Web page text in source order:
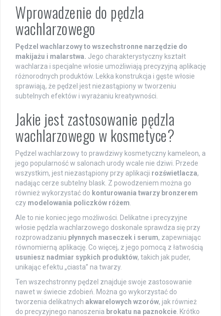
Wprowadzenie do pędzla
wachlarzowego
Pędzel wachlarzowy to wszechstronne narzędzie do
makijażu i malarstwa. Jego charakterystyczny kształt
wachlarza i specjalne włosie umożliwiają precyzyjną aplikację
różnorodnych produktów. Lekka konstrukcja i gęste włosie
sprawiają, że pędzel jest niezastąpiony w tworzeniu
subtelnych efektów i wyrażaniu kreatywności.
Jakie jest zastosowanie pędzla
wachlarzowego w kosmetyce?
Pędzel wachlarzowy to prawdziwy kosmetyczny kameleon, a
jego popularność w salonach urody wcale nie dziwi. Przede
wszystkim, jest niezastąpiony przy aplikacji rozświetlacza,
nadając cerze subtelny blask. Z powodzeniem można go
również wykorzystać do konturowania twarzy bronzerem
czy modelowania policzków różem
Ale to nie koniec jego możliwości. Delikatne i precyzyjne
włosie pędzla wachlarzowego doskonale sprawdza się przy
rozprowadzaniu płynnych maseczek i serum, zapewniając
równomierną aplikację. Co więcej, z jego pomocą z łatwością
usuniesz nadmiar sypkich produktów, takich jak puder,
unikając efektu „ciasta” na twarzy.
Ten wszechstronny pędzel znajduje swoje zastosowanie
nawet w świecie zdobień. Można go wykorzystać do
tworzenia delikatnych akwarelowych wzorów, jak również
do precyzyjnego nanoszenia brokatu na paznokcie . Krótko